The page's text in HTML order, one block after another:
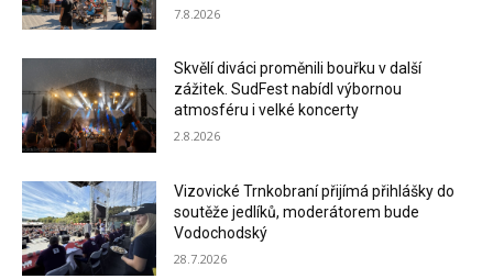
7.8.2026
Skvělí diváci proměnili bouřku v další
zážitek. SudFest nabídl výbornou
atmosféru i velké koncerty
2.8.2026
Vizovické Trnkobraní přijímá přihlášky do
soutěže jedlíků, moderátorem bude
Vodochodský
28.7.2026